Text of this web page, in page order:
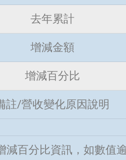
去年累計
增減金額
增減百分比
註/營收變化原因說明
減百分比資訊，如數值